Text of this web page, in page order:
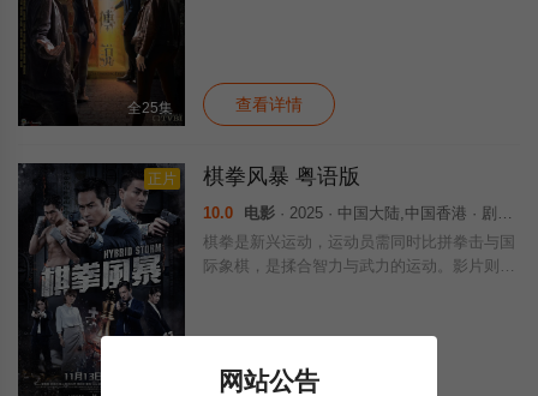
全25集 查看详情
正片 棋拳风暴 粤语版
10.0 电影 · 2025 · 中国大陆,中国香港 · 剧情 犯罪 运动
棋拳是新兴运动，运动员需同时比拼拳击与国
际象棋，是揉合智力与武力的运动。影片则以
关、利用拳馆打棋拳、走私烟洗黑钱的大案。
查看详情
网站公告